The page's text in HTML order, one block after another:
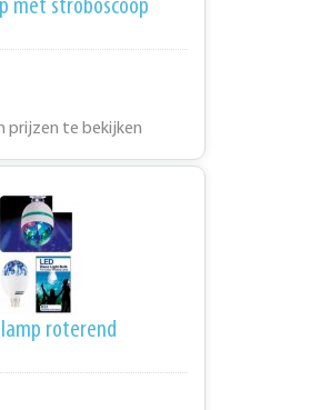
met stroboscoop
prijzen te bekijken
roterend